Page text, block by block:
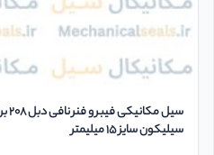
سیلیکون سایز 15 میلیمتر